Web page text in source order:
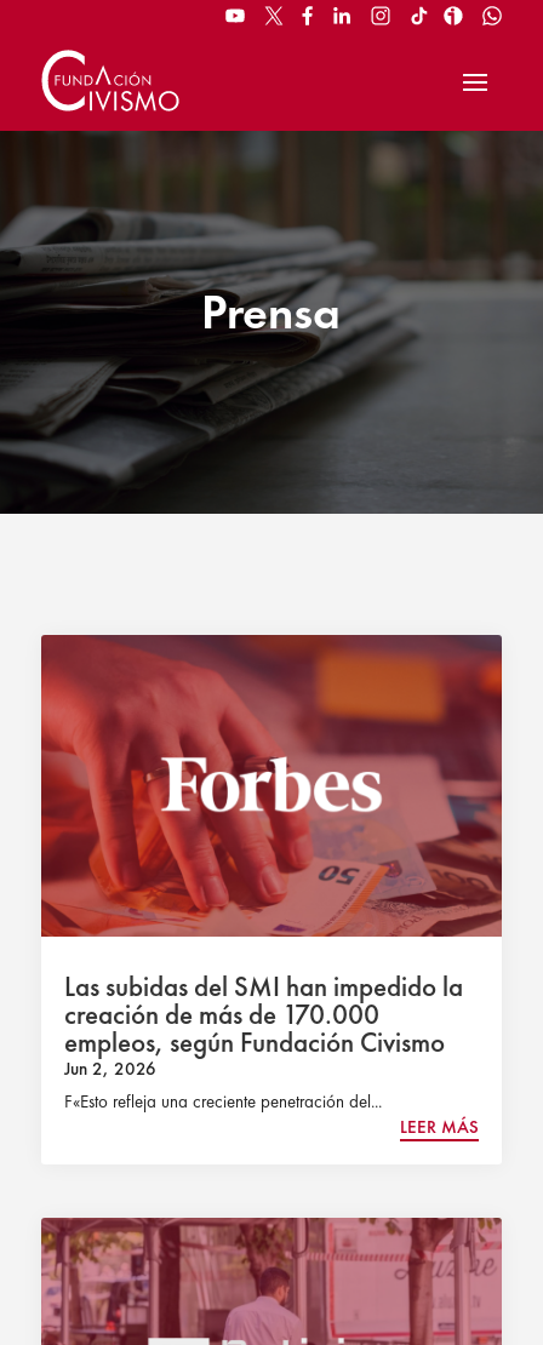
Prensa
Las subidas del SMI han impedido la
creación de más de 170.000
empleos, según Fundación Civismo
Jun 2, 2026
F«Esto refleja una creciente penetración del...
LEER MÁS